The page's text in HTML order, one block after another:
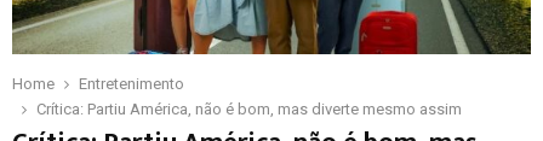
Home
Entretenimento
Crítica: Partiu América, não é bom, mas diverte mesmo assim